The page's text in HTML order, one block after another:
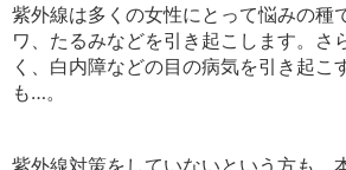
紫外線は多くの女性にとって悩みの種
ワ、たるみなどを引き起こします。さ
く、白内障などの目の病気を引き起こ
も…。
紫外線対策をしていないという方も、